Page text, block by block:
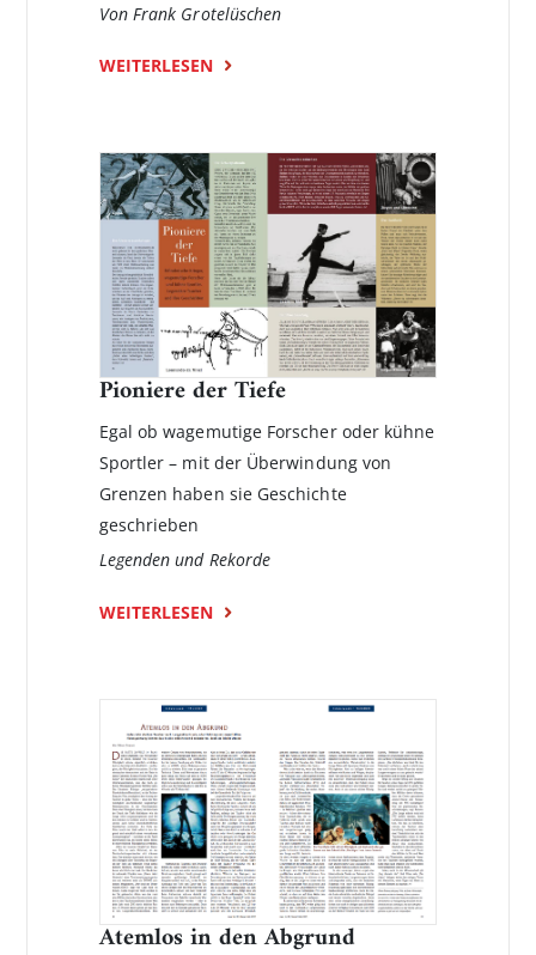
Von Frank Grotelüschen
WEITERLESEN
Pioniere der Tiefe
Egal ob wagemutige Forscher oder kühne
Sportler – mit der Überwindung von
Grenzen haben sie Geschichte
geschrieben
Legenden und Rekorde
WEITERLESEN
Atemlos in den Abgrund